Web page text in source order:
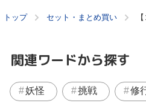
トップ セット・まとめ買い
関連ワードから探す
妖怪 挑戦 修